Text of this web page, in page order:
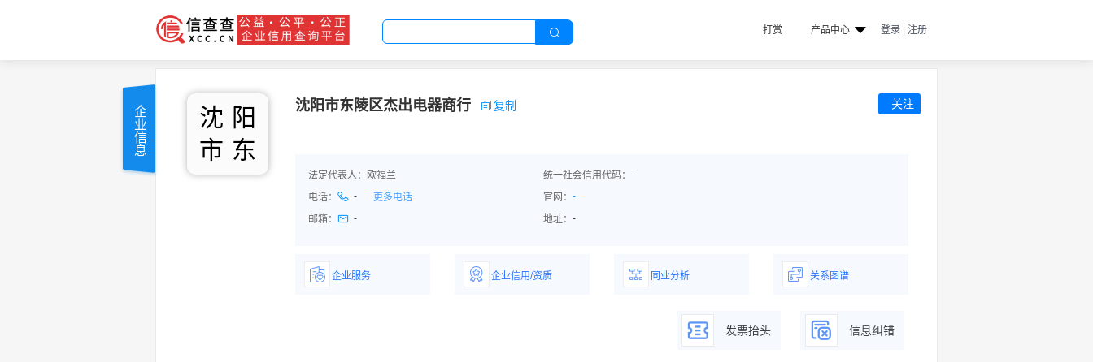
打赏 产品中心 登录 | 注册
沈 阳
市 东
沈阳市东陵区杰出电器商行 复制 关注
法定代表人：欧福兰 统一社会信用代码： -
电话： - 更多电话 官网： -
邮箱： - 地址： -
企业服务
企业信用/资质
同业分析
关系图谱
发票抬头 信息纠错
企业信息